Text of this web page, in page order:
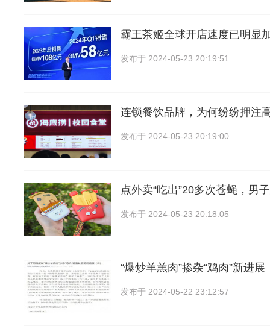
霸王茶姬全球开店速度已明显
发布于 2024-05-23 20:19:51
连锁餐饮品牌，为何纷纷押注
发布于 2024-05-23 20:19:00
点外卖“吃出”20多次苍蝇，男
发布于 2024-05-23 20:18:05
“爆炒羊羔肉”掺杂“鸡肉”新进展
发布于 2024-05-22 23:12:57